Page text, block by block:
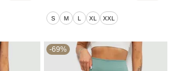
S M L XL XXL
-69%